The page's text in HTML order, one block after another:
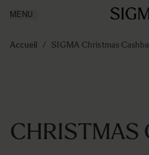
Made in Aizu
Support
MENU
Accueil / SIGMA Christmas
CHRISTMAS